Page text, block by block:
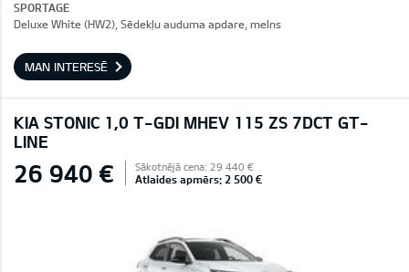
SPORTAGE
Deluxe White (HW2), Sēdekļu auduma apdare, melns
MAN INTERESĒ
KIA STONIC 1,0 T-GDI MHEV 115 ZS 7DCT GT-
LINE
26 940 € Sākotnējā cena: 29 440 €
Atlaides apmērs: 2 500 €